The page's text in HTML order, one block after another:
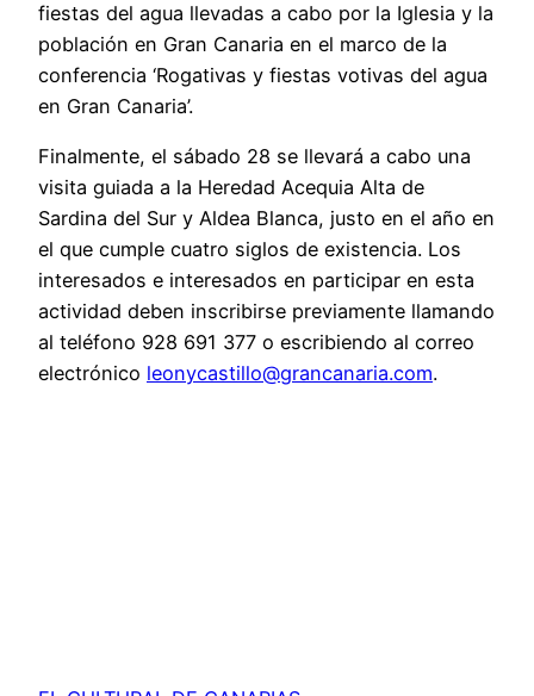
fiestas del agua llevadas a cabo por la Iglesia y la
población en Gran Canaria en el marco de la
conferencia ‘Rogativas y fiestas votivas del agua
en Gran Canaria’.
Finalmente, el sábado 28 se llevará a cabo una
visita guiada a la Heredad Acequia Alta de
Sardina del Sur y Aldea Blanca, justo en el año en
el que cumple cuatro siglos de existencia. Los
interesados e interesados en participar en esta
actividad deben inscribirse previamente llamando
al teléfono 928 691 377 o escribiendo al correo
electrónico leonycastillo@grancanaria.com.